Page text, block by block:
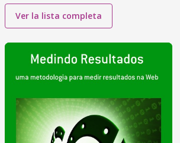
Ver la lista completa